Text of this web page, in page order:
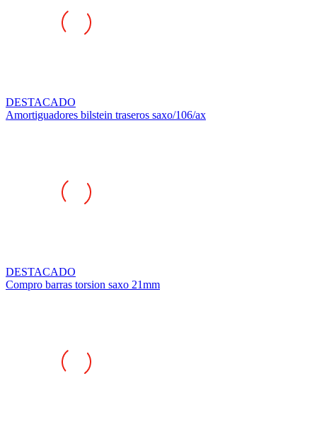
DESTACADO
Amortiguadores bilstein traseros saxo/106/ax
DESTACADO
Compro barras torsion saxo 21mm